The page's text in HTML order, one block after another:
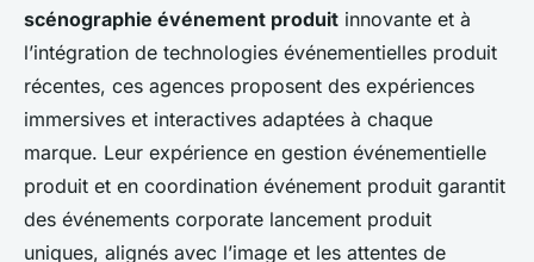
scénographie événement produit innovante et à
l’intégration de technologies événementielles produit
récentes, ces agences proposent des expériences
immersives et interactives adaptées à chaque
marque. Leur expérience en gestion événementielle
produit et en coordination événement produit garantit
des événements corporate lancement produit
uniques, alignés avec l’image et les attentes de